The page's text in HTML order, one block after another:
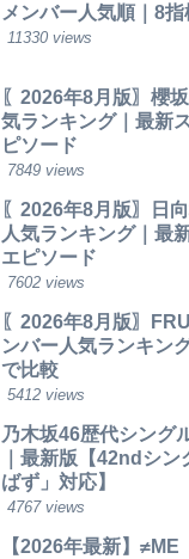
メンバー人気順｜8
11330 views
〖2026年8月版〗櫻
気ランキング｜最新
ピソード
7849 views
〖2026年8月版〗日
人気ランキング｜最
エピソード
7602 views
〖2026年8月版〗
ンバー人気ランキン
で比較
5412 views
乃木坂46歴代シング
｜最新版【42ndシン
ばず」対応】
4767 views
【2026年最新】≠ME